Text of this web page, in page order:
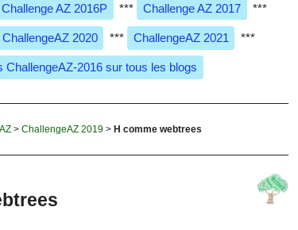
Challenge AZ 2016P *** Challenge AZ 2017 ***
ChallengeAZ 2020 *** ChallengeAZ 2021 ***
ChallengeAZ-2016 sur tous les blogs
> ChallengeAZ 2019 > H comme webtrees